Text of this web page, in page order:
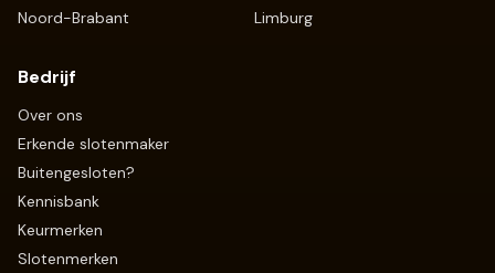
Noord-Brabant
Limburg
Bedrijf
Over ons
Erkende slotenmaker
Buitengesloten?
Kennisbank
Keurmerken
Slotenmerken